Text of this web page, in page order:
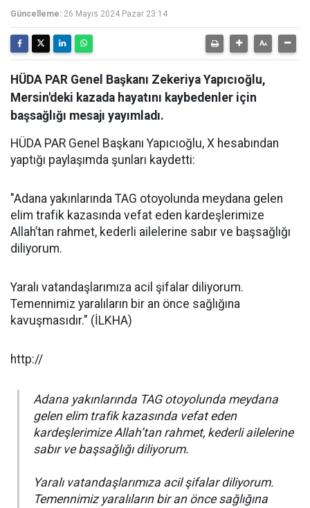
Güncelleme: 26 Mayıs 2024 Pazar 23:14
HÜDA PAR Genel Başkanı Zekeriya Yapıcıoğlu,
Mersin'deki kazada hayatını kaybedenler için
başsağlığı mesajı yayımladı.
HÜDA PAR Genel Başkanı Yapıcıoğlu, X hesabından
yaptığı paylaşımda şunları kaydetti:
"Adana yakınlarında TAG otoyolunda meydana gelen
elim trafik kazasında vefat eden kardeşlerimize
Allah’tan rahmet, kederli ailelerine sabır ve başsağlığı
diliyorum.
Yaralı vatandaşlarımıza acil şifalar diliyorum.
Temennimiz yaralıların bir an önce sağlığına
kavuşmasıdır." (İLKHA)
http://
Adana yakınlarında TAG otoyolunda meydana
gelen elim trafik kazasında vefat eden
kardeşlerimize Allah’tan rahmet, kederli ailelerine
sabır ve başsağlığı diliyorum.
Yaralı vatandaşlarımıza acil şifalar diliyorum.
Temennimiz yaralıların bir an önce sağlığına